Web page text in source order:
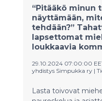
kestävää
“Pitääkö minun
näyttämään,
tehdään?”
lapsettomat
loukkaavia
29.10.2024 07:00:00
yhdistys Simpukka ry |
Lasta toivovat